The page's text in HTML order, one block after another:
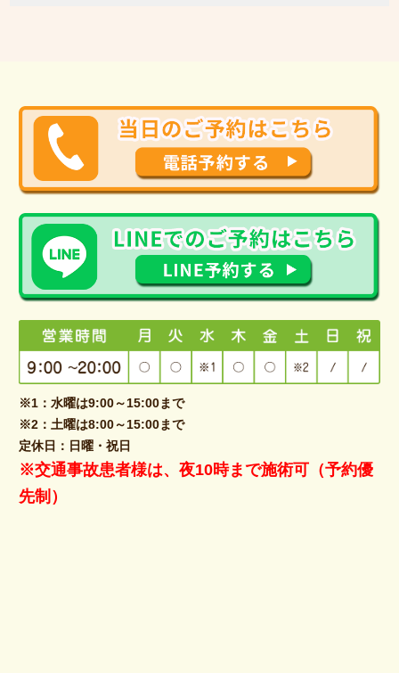
※1：水曜は9:00～15:00まで
※2：土曜は8:00～15:00まで
定休日：日曜・祝日
※交通事故患者様は、夜10時まで施術可（予約優
先制）